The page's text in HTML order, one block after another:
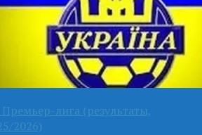
лига (результаты,
2026)